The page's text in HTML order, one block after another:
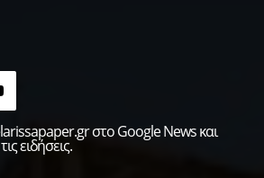
στο Google News και
ειδήσεις.